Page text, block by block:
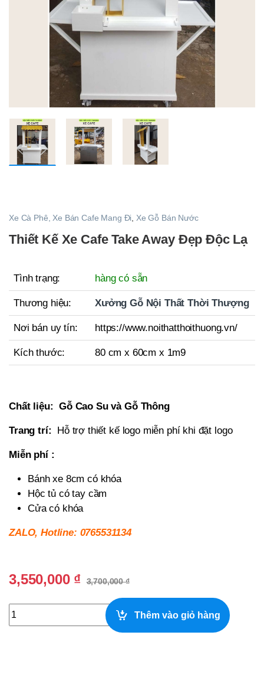
Xe Cà Phê, Xe Bán Cafe Mang Đi Xe Gỗ Bán Nước
Thiết Kế Xe Cafe Take Away Đẹp Độc Lạ
Tình trạng: hàng có sẵn
Thương hiệu: Xưởng Gỗ Nội Thất Thời Thượng
Nơi bán uy tín: https://www.noithatthoithuong.vn/
Kích thước: 80 cm x 60cm x 1m9
Chất liệu: Gỗ Cao Su và Gỗ Thông
Trang trí: Hỗ trợ thiết kế logo miễn phí khi đặt logo
Miễn phí :
Bánh xe 8cm có khóa
Hộc tủ có tay cầm
Cửa có khóa
ZALO, Hotline: 0765531134
3,550,000 ₫ 3,700,000₫
Thiết Kế Xe Cafe Take Away Đẹp Độc Lạ quantity
Thêm vào giỏ hàng